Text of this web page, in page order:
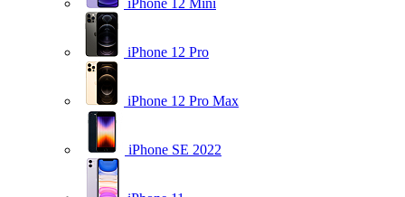
iPhone 12 Pro
iPhone 12 Pro Max
iPhone SE 2022